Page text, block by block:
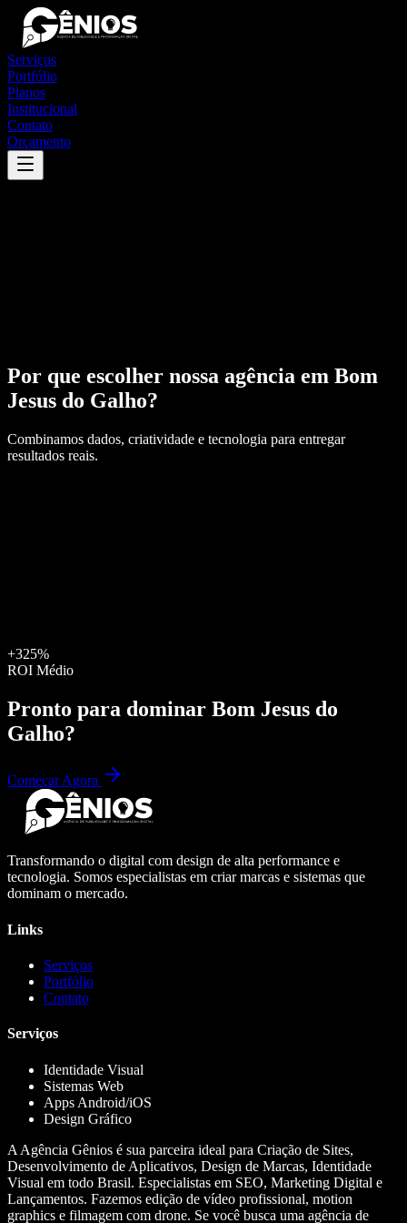
Serviços
Portfólio
Planos
Institucional
Contato
Orçamento
Por que escolher nossa agência em Bom
Jesus do Galho?
Combinamos dados, criatividade e tecnologia para entregar
resultados reais.
+325%
ROI Médio
Pronto para dominar Bom Jesus do
Galho?
Começar Agora
Transformando o digital com design de alta performance e
tecnologia. Somos especialistas em criar marcas e sistemas que
dominam o mercado.
Links
Serviços
Portfólio
Contato
Serviços
Identidade Visual
Sistemas Web
Apps Android/iOS
Design Gráfico
A Agência Gênios é sua parceira ideal para Criação de Sites,
Desenvolvimento de Aplicativos, Design de Marcas, Identidade
Visual em todo Brasil. Especialistas em SEO, Marketing Digital e
Lançamentos. Fazemos edição de vídeo profissional, motion
graphics e filmagem com drone. Se você busca uma agência de